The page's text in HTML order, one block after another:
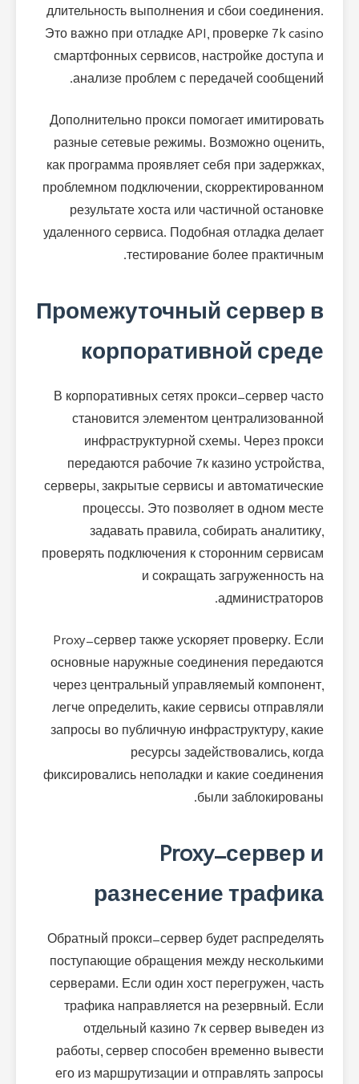
длительность выполнения и сбои соединения.
Это важно при отладке API, проверке 7k casino
смартфонных сервисов, настройке доступа и
анализе проблем с передачей сообщений.
Дополнительно прокси помогает имитировать
разные сетевые режимы. Возможно оценить,
как программа проявляет себя при задержках,
проблемном подключении, скорректированном
результате хоста или частичной остановке
удаленного сервиса. Подобная отладка делает
тестирование более практичным.
Промежуточный сервер в
корпоративной среде
В корпоративных сетях прокси-сервер часто
становится элементом централизованной
инфраструктурной схемы. Через прокси
передаются рабочие 7к казино устройства,
серверы, закрытые сервисы и автоматические
процессы. Это позволяет в одном месте
задавать правила, собирать аналитику,
проверять подключения к сторонним сервисам
и сокращать загруженность на
администраторов.
Proxy-сервер также ускоряет проверку. Если
основные наружные соединения передаются
через центральный управляемый компонент,
легче определить, какие сервисы отправляли
запросы во публичную инфраструктуру, какие
ресурсы задействовались, когда
фиксировались неполадки и какие соединения
были заблокированы.
Proxy-сервер и
разнесение трафика
Обратный прокси-сервер будет распределять
поступающие обращения между несколькими
серверами. Если один хост перегружен, часть
трафика направляется на резервный. Если
отдельный казино 7к сервер выведен из
работы, сервер способен временно вывести
его из маршрутизации и отправлять запросы